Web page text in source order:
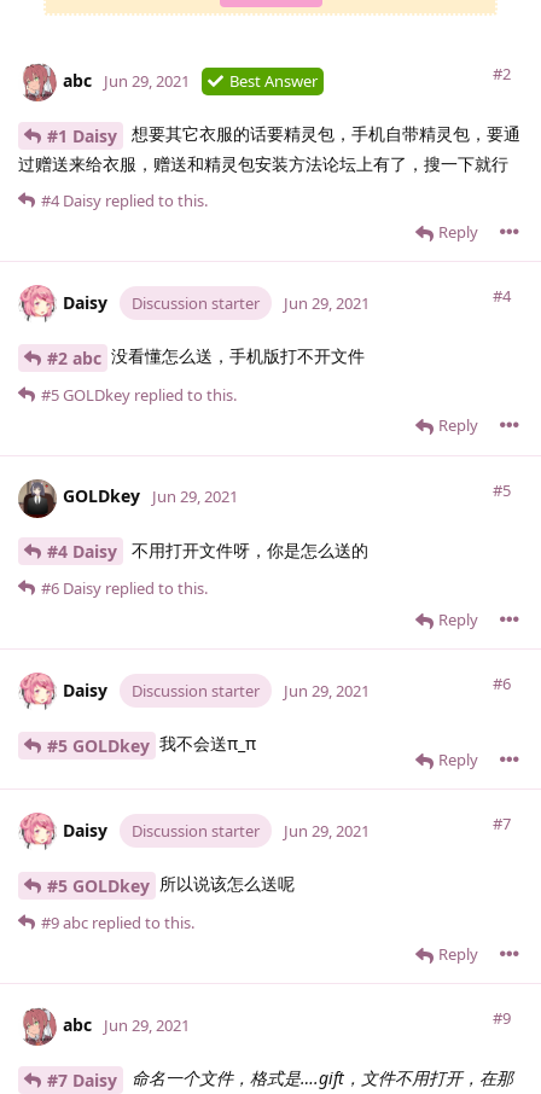
abc #2
Jun 29, 2021 Best Answer
#1 Daisy
想要其它衣服的话要精灵包，手机自带精灵包，要通
过赠送来给衣服，赠送和精灵包安装方法论坛上有了，搜一下就行
Reply
#4 Daisy replied to this.
Daisy Discussion starter #4
Jun 29, 2021
#2 abc 没看懂怎么送，手机版打不开文件
Reply
#5GOLDkey replied to this.
GOLDkey #5
Jun 29, 2021
#4 Daisy 不用打开文件呀，你是怎么送的
Reply
#6 Daisy replied to this.
Daisy Discussion starter #6
Jun 29, 2021
#5 GOLDkey 我不会送π_π
Reply
Daisy Discussion starter #7
Jun 29, 2021
#5 GOLDkey 所以说该怎么送呢
Reply
#9abc replied to this.
abc #9
Jun 29, 2021
#7 Daisy
命名一个文件，格式是….gift，文件不用打开，在那